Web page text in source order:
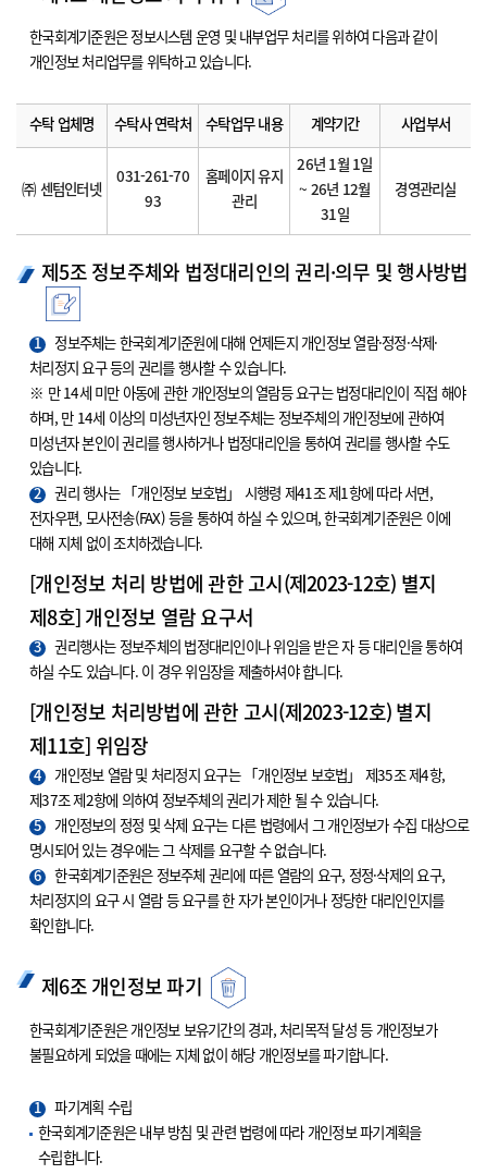
한국회계기준원은 정보시스템 운영 및 내부업무 처리를 위하여 다음과 같이
개인정보 처리업무를 위탁하고 있습니다.
수탁 업체명 수탁사 연락처 수탁업무 내용 계약기간 사업부서
㈜ 센텀인터넷
031-261-70
93
홈페이지 유지
관리
26년 1월 1일
~ 26년 12월
31일
경영관리실
제5조 정보주체와 법정대리인의 권리·의무 및 행사방법
1
정보주체는 한국회계기준원에 대해 언제든지 개인정보 열람·정정·삭제·
처리정지 요구 등의 권리를 행사할 수 있습니다.
※ 만 14세 미만 아동에 관한 개인정보의 열람등 요구는 법정대리인이 직접 해야
하며, 만 14세 이상의 미성년자인 정보주체는 정보주체의 개인정보에 관하여
미성년자 본인이 권리를 행사하거나 법정대리인을 통하여 권리를 행사할 수도
있습니다.
2
권리 행사는 「개인정보 보호법」 시행령 제41조 제1항에 따라 서면,
전자우편, 모사전송(FAX) 등을 통하여 하실 수 있으며, 한국회계기준원은 이에
대해 지체 없이 조치하겠습니다.
[개인정보 처리 방법에 관한 고시(제2023-12호) 별지
제8호] 개인정보 열람 요구서
3
권리행사는 정보주체의 법정대리인이나 위임을 받은 자 등 대리인을 통하여
하실 수도 있습니다. 이 경우 위임장을 제출하셔야 합니다.
[개인정보 처리방법에 관한 고시(제2023-12호) 별지
제11호] 위임장
4
개인정보 열람 및 처리정지 요구는 「개인정보 보호법」 제35조 제4항,
제37조 제2항에 의하여 정보주체의 권리가 제한 될 수 있습니다.
5
개인정보의 정정 및 삭제 요구는 다른 법령에서 그 개인정보가 수집 대상으로
명시되어 있는 경우에는 그 삭제를 요구할 수 없습니다.
6
한국회계기준원은 정보주체 권리에 따른 열람의 요구, 정정·삭제의 요구,
처리정지의 요구 시 열람 등 요구를 한 자가 본인이거나 정당한 대리인인지를
확인합니다.
제6조 개인정보 파기
한국회계기준원은 개인정보 보유기간의 경과, 처리목적 달성 등 개인정보가
불필요하게 되었을 때에는 지체 없이 해당 개인정보를 파기합니다.
1
파기계획 수립
한국회계기준원은 내부 방침 및 관련 법령에 따라 개인정보 파기계획을
수립합니다.